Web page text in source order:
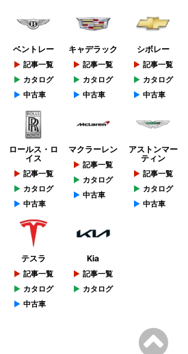
ベントレー
記事一覧
カタログ
中古車
キャデラック
記事一覧
カタログ
中古車
シボレー
記事一覧
カタログ
中古車
ロールス・ロ
イス
記事一覧
カタログ
中古車
マクラーレン
記事一覧
カタログ
中古車
アストンマー
ティン
記事一覧
カタログ
中古車
テスラ
記事一覧
カタログ
中古車
Kia
記事一覧
カタログ